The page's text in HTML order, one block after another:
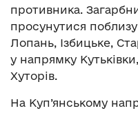
противника.
просунутися
Лопань, Ізбицьке,
у напрямку
Хуторів.
На Куп’янському